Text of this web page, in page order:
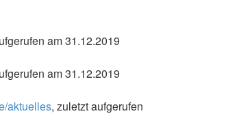
am 31.12.2019
am 31.12.2019
aktuelles, zuletzt aufgerufen